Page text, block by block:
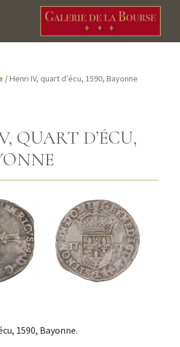
/Henri IV, quart d’écu, 1590, Bayonne
QUART D’ÉCU,
1590, Bayonne.